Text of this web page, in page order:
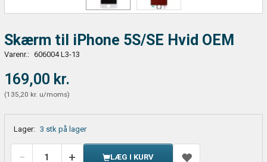
Skærm til iPhone 5S/SE Hvid OEM
Varenr.: 606004 L3-13
169,00 kr.
(135,20 kr. u/moms)
Lager: 3 stk på lager
LÆG I KURV